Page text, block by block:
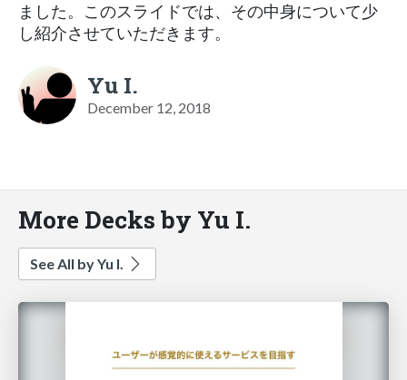
ました。このスライドでは、その中身について少
し紹介させていただきます。
Yu I.
December 12, 2018
More Decks by Yu I.
See All by Yu I.